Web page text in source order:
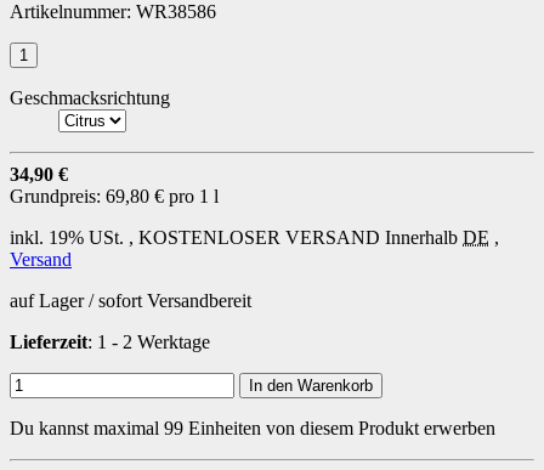
Artikelnummer: WR38586
Geschmacksrichtung
34,90 €
Grundpreis: 69,80 € pro 1 l
inkl. 19% USt. , KOSTENLOSER VERSAND Innerhalb DE ,
Versand
auf Lager / sofort Versandbereit
Lieferzeit: 1 - 2 Werktage
In den Warenkorb
Du kannst maximal 99 Einheiten von diesem Produkt erwerben